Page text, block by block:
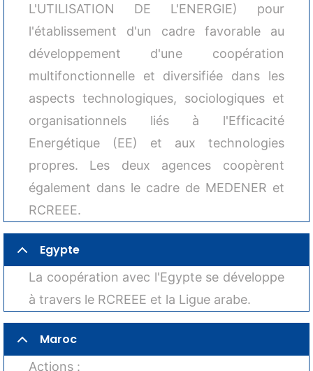
L'UTILISATION DE L'ENERGIE) pour
l'établissement d'un cadre favorable au
développement d'une coopération
multifonctionnelle et diversifiée dans les
aspects technologiques, sociologiques et
organisationnels liés à l'Efficacité
Energétique (EE) et aux technologies
propres. Les deux agences coopèrent
également dans le cadre de MEDENER et
RCREEE.
Egypte
La coopération avec l'Egypte se développe
à travers le RCREEE et la Ligue arabe.
Maroc
Actions :